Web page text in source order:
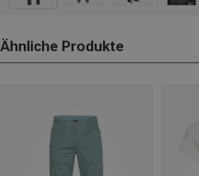
Ähnliche Produkte